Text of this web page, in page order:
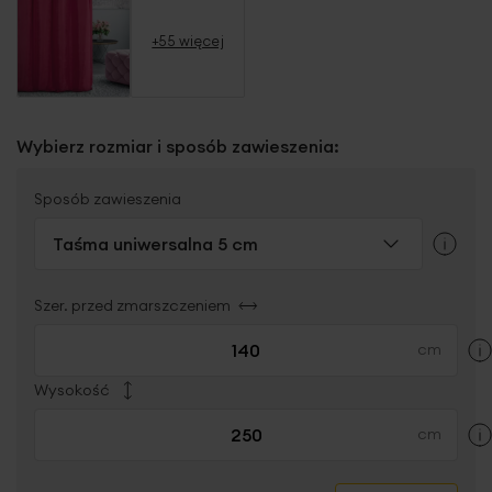
+55 więcej
Wybierz rozmiar i sposób zawieszenia:
Sposób zawieszenia
Taśma uniwersalna 5 cm
Szer. przed zmarszczeniem
Wysokość